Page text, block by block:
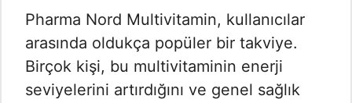
Pharma Nord Multivitamin, kullanıcılar
arasında oldukça popüler bir takviye.
Birçok kişi, bu multivitaminin enerji
seviyelerini artırdığını ve genel sağlık